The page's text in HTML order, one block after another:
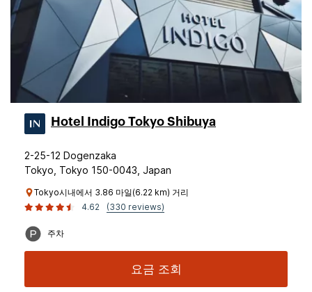
Hotel Indigo Tokyo Shibuya
2-25-12 Dogenzaka
Tokyo, Tokyo 150-0043, Japan
Tokyo시내에서 3.86 마일(6.22 km) 거리
4.62
(330 reviews)
주차
요금 조회